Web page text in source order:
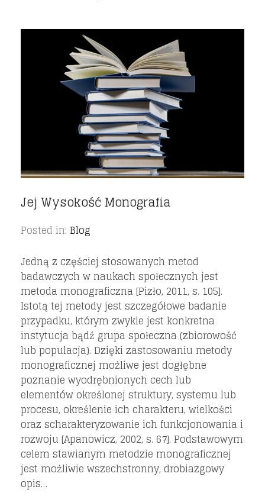
Jej Wysokość Monografia
Posted in: Blog
Jedną z częściej stosowanych metod
badawczych w naukach społecznych jest
metoda monograficzna [Pizło, 2011, s. 105].
Istotą tej metody jest szczegółowe badanie
przypadku, którym zwykle jest konkretna
instytucja bądź grupa społeczna (zbiorowość
lub populacja). Dzięki zastosowaniu metody
monograficznej możliwe jest dogłębne
poznanie wyodrębnionych cech lub
elementów określonej struktury, systemu lub
procesu, określenie ich charakteru, wielkości
oraz scharakteryzowanie ich funkcjonowania i
rozwoju [Apanowicz, 2002, s. 67]. Podstawowym
celem stawianym metodzie monograficznej
jest możliwie wszechstronny, drobiazgowy
opis…